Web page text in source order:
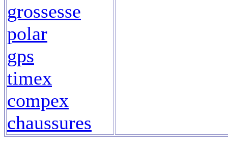
grossesse
polar
gps
timex
compex
chaussures